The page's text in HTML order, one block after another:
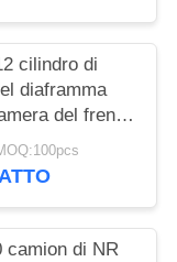
cilindro di
diaframma
del freno
foggia a
progettazione
camion di NR